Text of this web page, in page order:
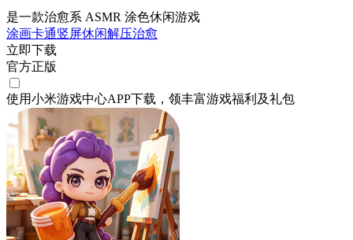
是一款治愈系 ASMR 涂色休闲游戏
涂画卡通竖屏休闲解压治愈
立即下载
官方正版
使用小米游戏中心APP下载 ，领丰富游戏福利 及礼包